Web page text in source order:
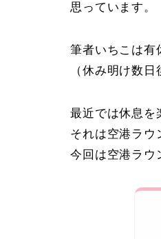
思っています。
筆者いちこは有
（休み明け数
最近では休息を
それは空港ラウ
今回は空港ラウ